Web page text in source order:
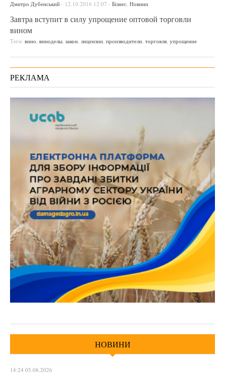
Дмитро Дубенський - 12.10.2016 12:07 - Бізнес Новини
Завтра вступит в силу упрощение оптовой торговли
вином
Теги: вино виноделы закон лицензии производители торговля упрощение
РЕКЛАМА
НОВИНИ
14:24 05.08.2026